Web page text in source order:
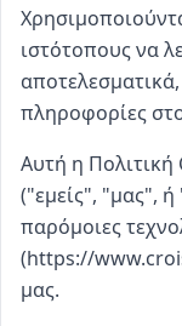
ιστότοπους να
πληροφορίες
Αυτή η Πολιτική
("εμείς", "μας",
παρόμοιες
(https://
μας.